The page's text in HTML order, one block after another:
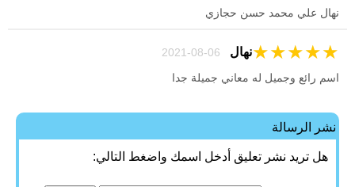
نهال علي محمد حسن حجازي
نهال ★
★
★
★
★
اسم رائع وجميل له معاني جميلة جدا
نشر الرسالة
هل تريد نشر تعليق أدخل اسمك واضغط التالي: